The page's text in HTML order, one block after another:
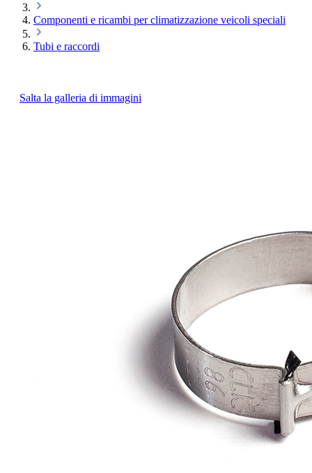
Componenti e ricambi per climatizzazione veicoli speciali
Tubi e raccordi
Salta la galleria di immagini